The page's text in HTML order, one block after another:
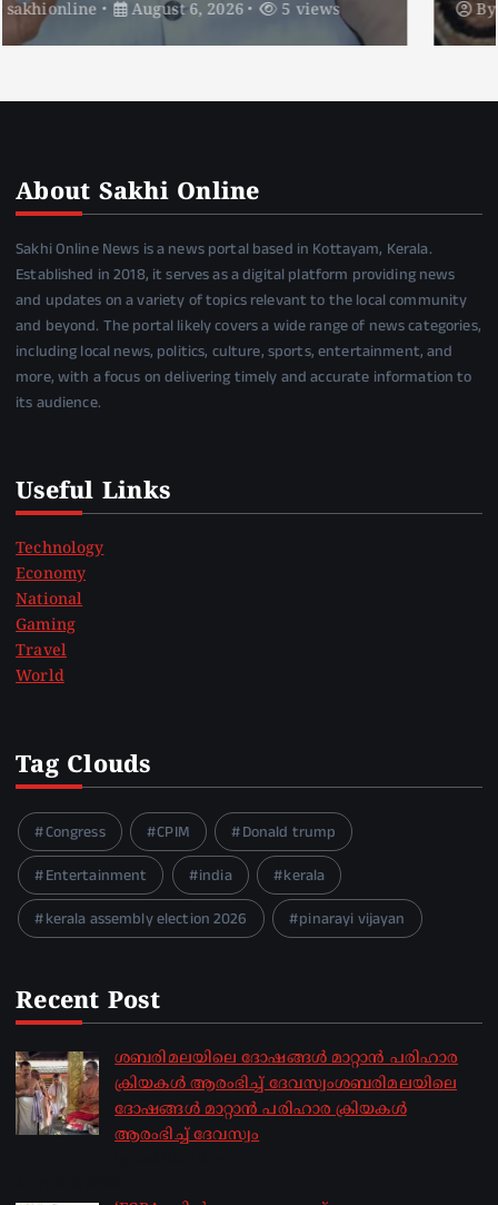
Bysakhionline August 6, 2026
About Sakhi Online
Sakhi Online News is a news portal based in Kottayam, Kerala.
Established in 2018, it serves as a digital platform providing news
and updates on a variety of topics relevant to the local community
and beyond. The portal likely covers a wide range of news categories,
including local news, politics, culture, sports, entertainment, and
more, with a focus on delivering timely and accurate information to
its audience.
Useful Links
Technology
Economy
National
Gaming
Travel
World
Tag Clouds
Congress CPIM
Donald trump
Entertainment
india
kerala
kerala assembly election 2026
pinarayi vijayan
Recent Post
ശബരിമലയിലെ ദോഷങ്ങൾ മാറ്റാൻ പരിഹാര
ക്രിയകൾ ആരംഭിച്ച് ദേവസ്വംശബരിമലയിലെ
ദോഷങ്ങൾ മാറ്റാൻ പരിഹാര ക്രിയകൾ
ആരംഭിച്ച് ദേവസ്വം